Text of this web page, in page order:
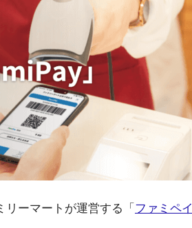
リーマートが運営する「 ファミペイ